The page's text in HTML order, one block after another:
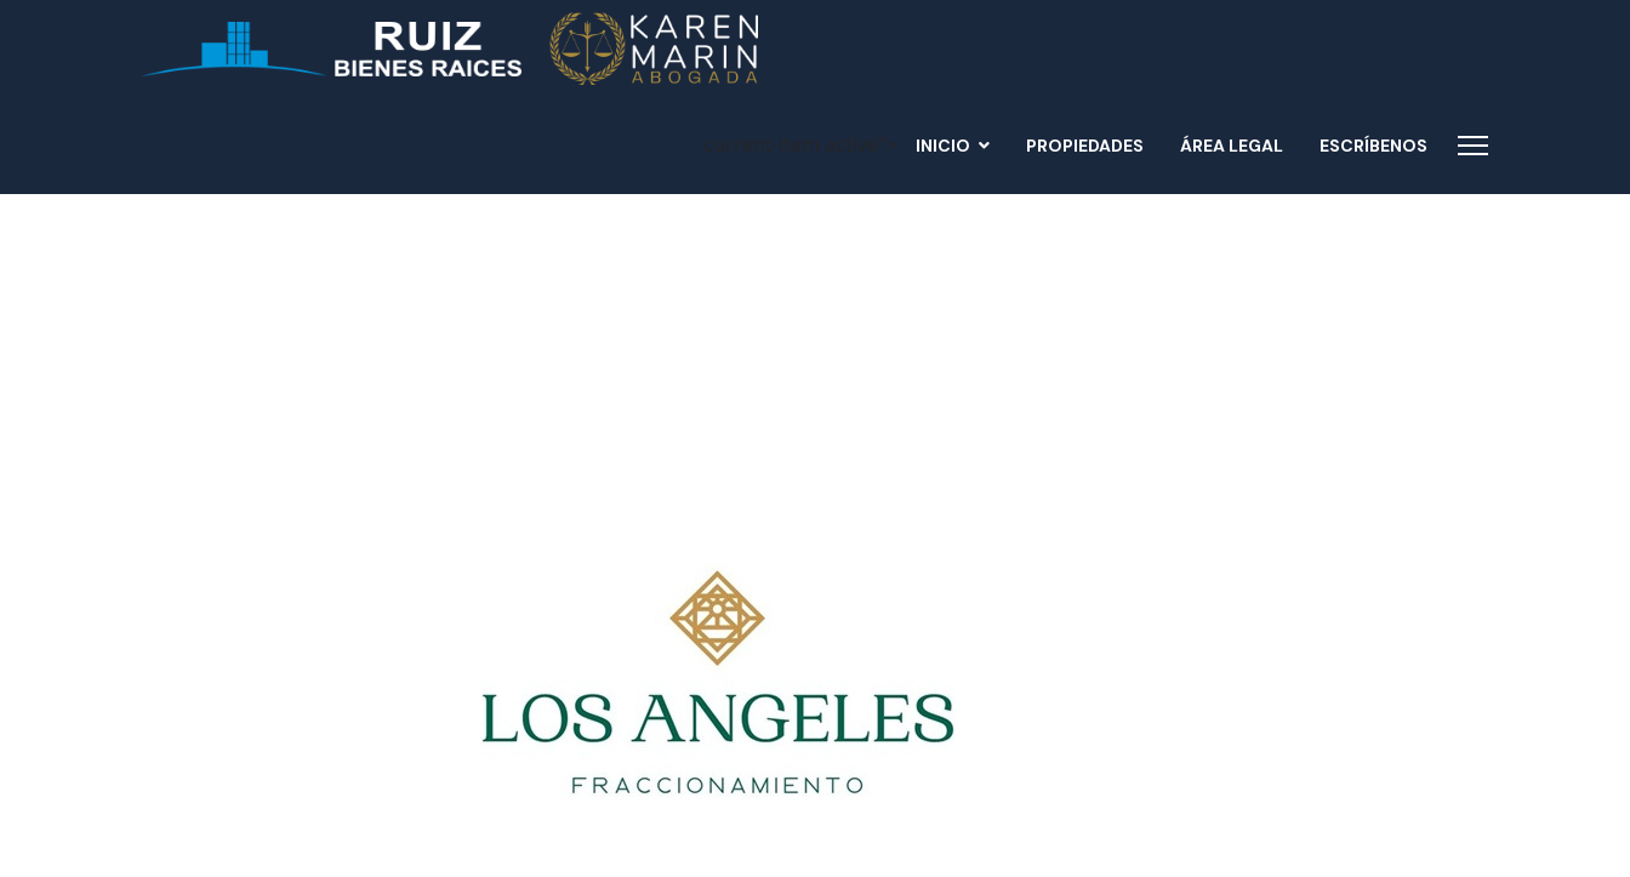
current-item active"> INICIO PROPIEDADES ÁREA LEGAL ESCRÍBENOS